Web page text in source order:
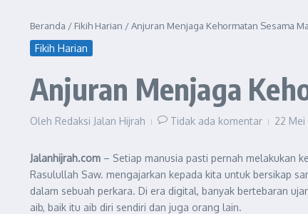
Beranda / Fikih Harian /Anjuran Menjaga Kehormatan Sesama
Fikih Harian
Anjuran Menjaga
Oleh Redaksi Jalan Hijrah Tidak ada komentar 22 Mei
Jalanhijrah.com – Setiap manusia pasti pernah melakukan
Rasulullah Saw. mengajarkan kepada kita untuk bersikap
dalam sebuah perkara. Di era digital, banyak bertebaran
aib, baik itu aib diri sendiri dan juga orang lain.